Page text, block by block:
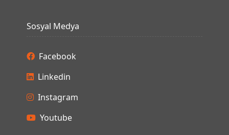
Sosyal Medya
Facebook
Linkedin
Instagram
Youtube